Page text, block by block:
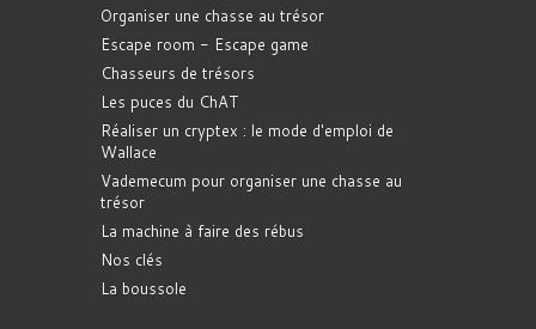
Organiser une chasse au trésor
Escape room - Escape game
Chasseurs de trésors
Les puces du ChAT
Réaliser un cryptex : le mode d'emploi de
Wallace
Vademecum pour organiser une chasse au
trésor
La machine à faire des rébus
Nos clés
La boussole